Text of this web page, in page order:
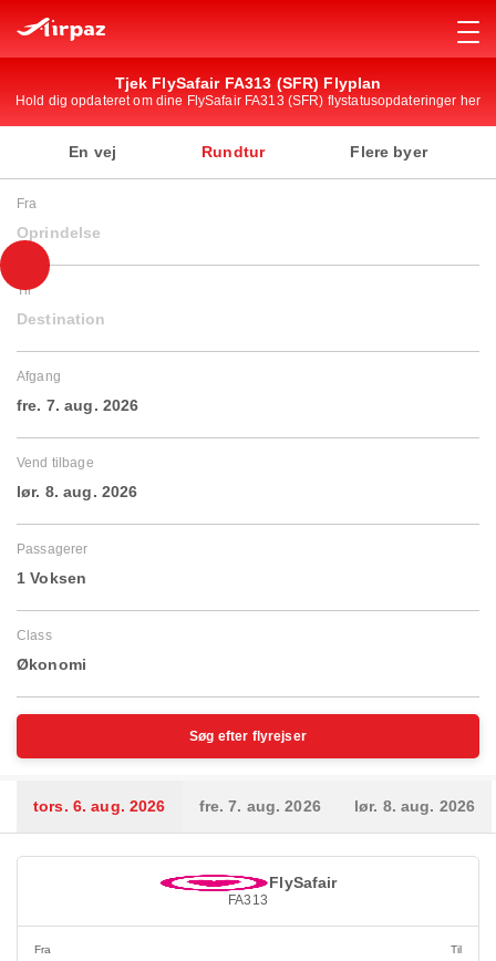
Tjek FlySafair FA313 (SFR) Flyplan
Hold dig opdateret om dine FlySafair FA313 (SFR) flystatusopdateringer her
En vej Rundtur Flere byer
Fra
Oprindelse
Til
Destination
Afgang
fre. 7. aug. 2026
Vend tilbage
lør. 8. aug. 2026
Passagerer
1 Voksen
Class
Økonomi
Søg efter flyrejser
tors. 6. aug. 2026 fre. 7. aug. 2026 lør. 8. aug. 2026
FlySafair
FA313
Fra
Til